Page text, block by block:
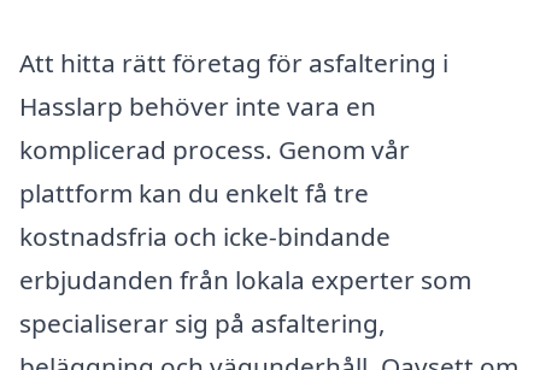
Att hitta rätt företag för asfaltering i
Hasslarp behöver inte vara en
komplicerad process. Genom vår
plattform kan du enkelt få tre
kostnadsfria och icke-bindande
erbjudanden från lokala experter som
specialiserar sig på asfaltering,